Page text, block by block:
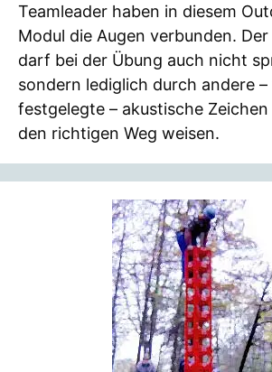
Teamleader haben in diesem
Modul die Augen verbunden.
darf bei der Übung auch nicht
sondern lediglich durch andere
festgelegte – akustische Zeichen
den richtigen Weg weisen.